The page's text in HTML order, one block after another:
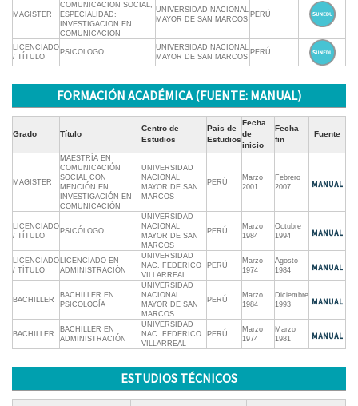
MAGISTER
COMUNICACION SOCIAL,
ESPECIALIDAD:
INVESTIGACION EN
COMUNICACION
UNIVERSIDAD NACIONAL
MAYOR DE SAN MARCOS
PERÚ
LICENCIADO
/ TÍTULO
PSICOLOGO
UNIVERSIDAD NACIONAL
MAYOR DE SAN MARCOS
PERÚ
FORMACIÓN ACADÉMICA (FUENTE: MANUAL)
Grado Título
Centro de
Estudios
País de
Estudios
Fecha
de
inicio
Fecha
fin
Fuente
MAGISTER
MAESTRÍA EN
COMUNICACIÓN
SOCIAL CON
MENCIÓN EN
INVESTIGACIÓN EN
COMUNICACIÓN
UNIVERSIDAD
NACIONAL
MAYOR DE SAN
MARCOS
PERÚ
Marzo
2001
Febrero
2007
LICENCIADO
/ TÍTULO
PSICÓLOGO
UNIVERSIDAD
NACIONAL
MAYOR DE SAN
MARCOS
PERÚ
Marzo
1984
Octubre
1994
LICENCIADO
/ TÍTULO
LICENCIADO EN
ADMINISTRACIÓN
UNIVERSIDAD
NAC. FEDERICO
VILLARREAL
PERÚ
Marzo
1974
Agosto
1984
BACHILLER
BACHILLER EN
PSICOLOGÍA
UNIVERSIDAD
NACIONAL
MAYOR DE SAN
MARCOS
PERÚ
Marzo
1984
Diciembre
1993
BACHILLER
BACHILLER EN
ADMINISTRACIÓN
UNIVERSIDAD
NAC. FEDERICO
VILLARREAL
PERÚ
Marzo
1974
Marzo
1981
ESTUDIOS TÉCNICOS